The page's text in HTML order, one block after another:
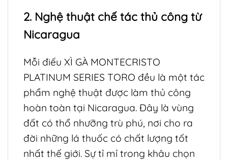
2. Nghệ thuật chế tác thủ công từ
Nicaragua
Mỗi điếu XÌ GÀ MONTECRISTO
PLATINUM SERIES TORO đều là một tác
phẩm nghệ thuật được làm thủ công
hoàn toàn tại Nicaragua. Đây là vùng
đất có thổ nhưỡng trù phú, nơi cho ra
đời những lá thuốc có chất lượng tốt
nhất thế giới. Sự tỉ mỉ trong khâu chọn